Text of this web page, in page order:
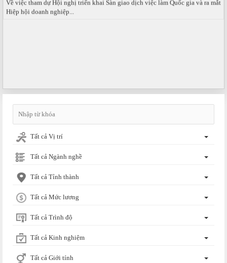
Hiệp hội doanh nghiệp...
Tất cả Vị trí
Tất cả Ngành nghề
Tất cả Tỉnh thành
Tất cả Mức lương
Tất cả Trình độ
Tất cả Kinh nghiệm
Tất cả Giới tính